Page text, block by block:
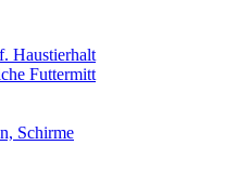
Haustierhalt
Futtermitt
Schirme